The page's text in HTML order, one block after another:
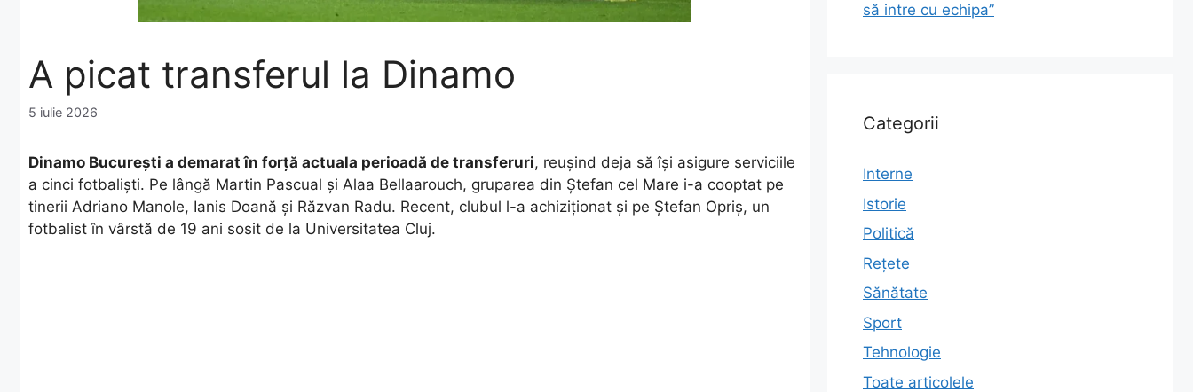
A picat transferul la Dinamo
5 iulie 2026
Dinamo București a demarat în forță actuala perioadă de transferuri, reușind deja să își asigure serviciile
a cinci fotbaliști. Pe lângă Martin Pascual și Alaa Bellaarouch, gruparea din Ștefan cel Mare i-a cooptat pe
tinerii Adriano Manole, Ianis Doană și Răzvan Radu. Recent, clubul l-a achiziționat și pe Ștefan Opriș, un
fotbalist în vârstă de 19 ani sosit de la Universitatea Cluj.
să intre cu echipa”
Categorii
Interne
Istorie
Politică
Rețete
Sănătate
Sport
Tehnologie
Toate articolele